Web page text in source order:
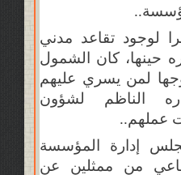
لوجود تقاعد مدني
حينها، كان الشمول
لمن يسري عليهم
الناظم لشؤون
عملهم..
إدارة المؤسسة
من ممثلين عن